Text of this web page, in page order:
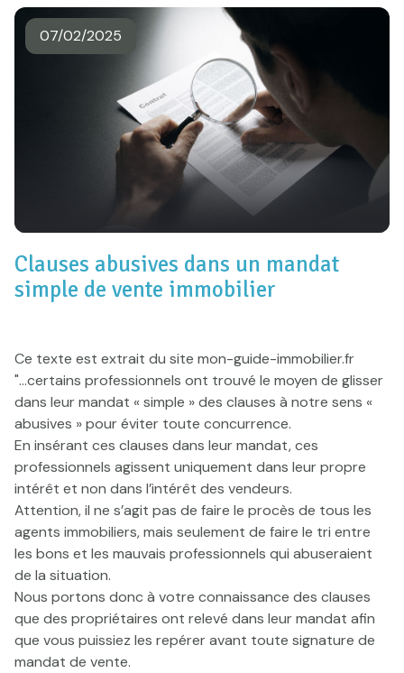
staging -
Valorisation
07/02/2025
Clauses abusives dans un mandat
simple de vente immobilier
Ce texte est extrait du site mon-guide-immobilier.fr
"...certains professionnels ont trouvé le moyen de glisser
dans leur mandat « simple » des clauses à notre sens «
abusives » pour éviter toute concurrence.
En insérant ces clauses dans leur mandat, ces
professionnels agissent uniquement dans leur propre
intérêt et non dans l’intérêt des vendeurs.
Attention, il ne s’agit pas de faire le procès de tous les
agents immobiliers, mais seulement de faire le tri entre
les bons et les mauvais professionnels qui abuseraient
de la situation.
Nous portons donc à votre connaissance des clauses
que des propriétaires ont relevé dans leur mandat afin
que vous puissiez les repérer avant toute signature de
mandat de vente.